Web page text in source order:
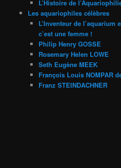
L’Histoire de
Les aquariophiles célèbres
L’Inventeur de
c’est une femme !
Philip Henry GOSSE
Rosemary Helen LOWE
Seth Eugène MEEK
François Louis NOMPAR
Franz STEINDACHNER